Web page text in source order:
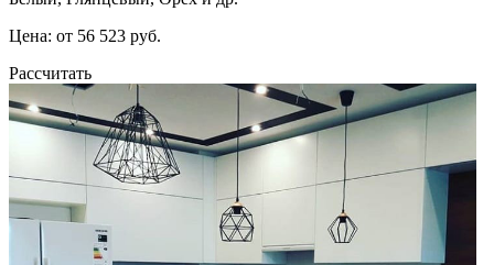
Цена: от 56 523 руб.
Рассчитать